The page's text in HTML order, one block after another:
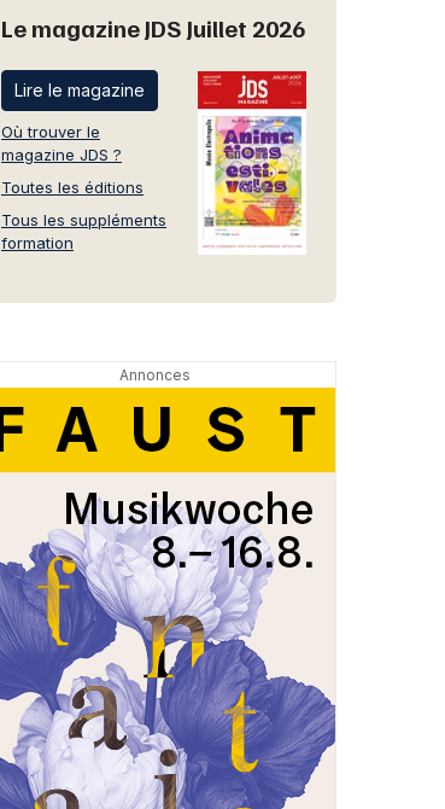
Le magazine JDS Juillet 2026
Lire le magazine
Où trouver le
magazine JDS ?
Toutes les éditions
Tous les suppléments
formation